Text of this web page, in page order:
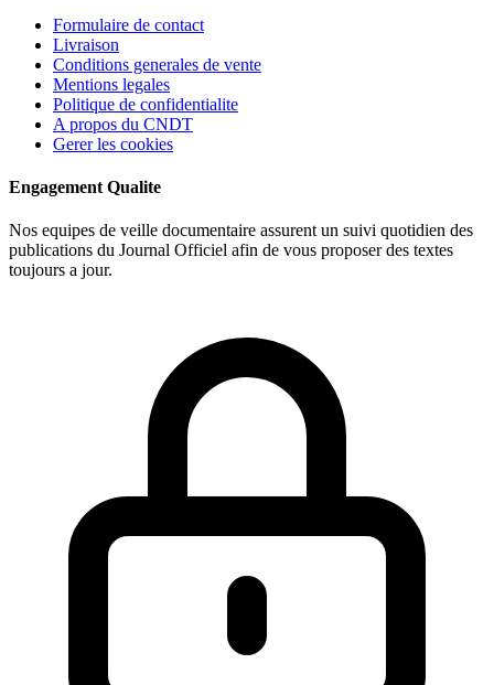
Formulaire de contact
Livraison
Conditions generales de vente
Mentions legales
Politique de confidentialite
A propos du CNDT
Gerer les cookies
Engagement Qualite
Nos equipes de veille documentaire assurent un suivi quotidien des
publications du Journal Officiel afin de vous proposer des textes
toujours a jour.